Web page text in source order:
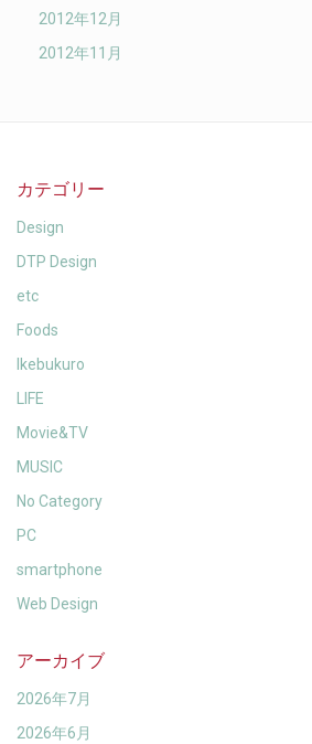
2012年12月
2012年11月
カテゴリー
Design
DTP Design
etc
Foods
Ikebukuro
LIFE
Movie&TV
MUSIC
No Category
PC
smartphone
Web Design
アーカイブ
2026年7月
2026年6月